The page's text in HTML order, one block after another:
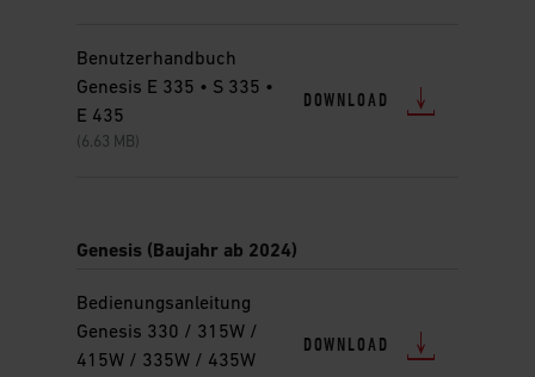
Benutzerhandbuch
Genesis E 335 • S 335 •
E 435
(6.63 MB)
DOWNLOAD
Genesis (Baujahr ab 2024)
Bedienungsanleitung
Genesis 330 / 315W /
415W / 335W / 435W
DOWNLOAD